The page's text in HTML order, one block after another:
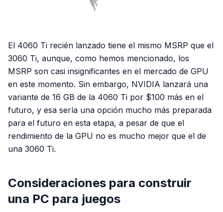
El 4060 Ti recién lanzado tiene el mismo MSRP que el
3060 Ti, aunque, como hemos mencionado, los
MSRP son casi insignificantes en el mercado de GPU
en este momento. Sin embargo, NVIDIA lanzará una
variante de 16 GB de la 4060 Ti por $100 más en el
futuro, y esa sería una opción mucho más preparada
para el futuro en esta etapa, a pesar de que el
rendimiento de la GPU no es mucho mejor que el de
una 3060 Ti.
Consideraciones para construir
una PC para juegos